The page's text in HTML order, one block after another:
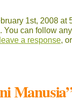
1st, 2008 at
. You can follow
leave a response,